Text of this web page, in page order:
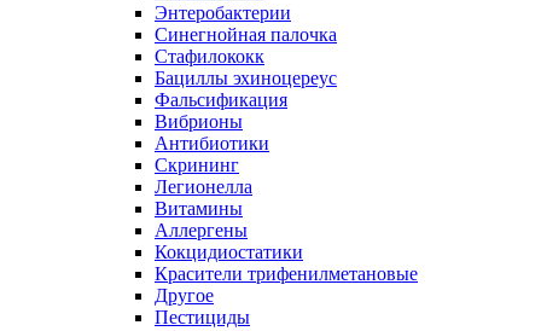
Энтеробактерии
Синегнойная палочка
Стафилококк
Бациллы эхиноцереус
Фальсификация
Вибрионы
Антибиотики
Скрининг
Легионелла
Витамины
Аллергены
Кокцидиостатики
Красители трифенилметановые
Другое
Пестициды